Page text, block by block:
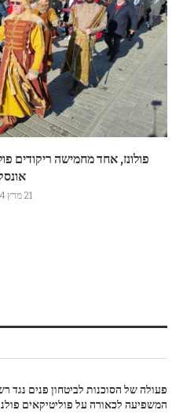
פולונז, אחד מחמישה ריקודים
21 מרץ 2024
פעולה של הסוכנות לביטחון פנים נגד
המשפיעה לכאורה על פוליטיקאים